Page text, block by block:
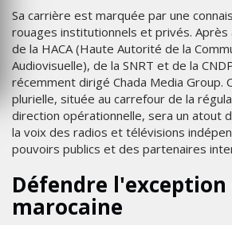
Sa carrière est marquée par une
rouages institutionnels et privés. Après
de la HACA (Haute Autorité de la
Audiovisuelle), de la SNRT et de la
récemment dirigé Chada Media Group.
plurielle, située au carrefour de la
direction opérationnelle, sera un atout
la voix des radios et télévisions
pouvoirs publics et des partenaires
Défendre
marocaine